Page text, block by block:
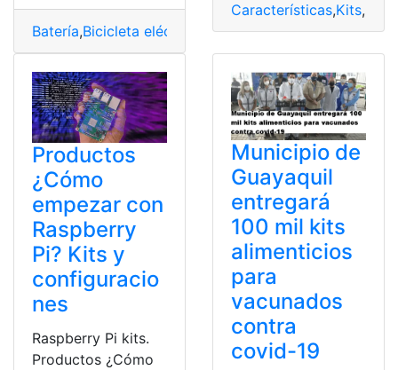
Batería,Bicicleta eléctrica Kits,Mejorar,Transformar
Características,Kits,
Productos
¿Cómo
empezar con
Raspberry
Pi? Kits y
configuracio
nes
Raspberry Pi kits.
Productos ¿Cómo
Municipio de
Guayaquil
entregará
100 mil kits
alimenticios
para
vacunados
contra
covid-19